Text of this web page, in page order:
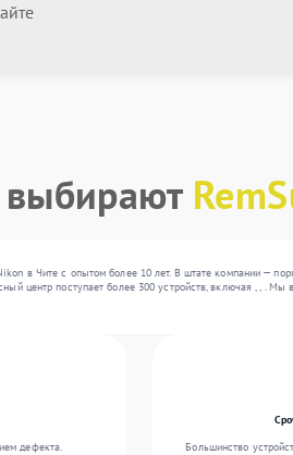
в Чите с опытом более 10 лет. В штате компании —
центр поступает более 300 устройств, включая , , .
дефекта.
Большинство